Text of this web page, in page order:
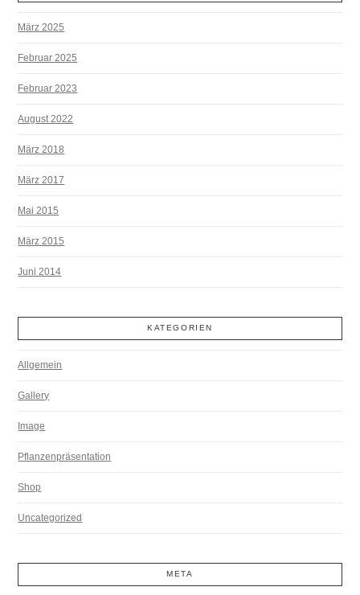
März 2025
Februar 2025
Februar 2023
August 2022
März 2018
März 2017
Mai 2015
März 2015
Juni 2014
KATEGORIEN
Allgemein
Gallery
Image
Pflanzenpräsentation
Shop
Uncategorized
META